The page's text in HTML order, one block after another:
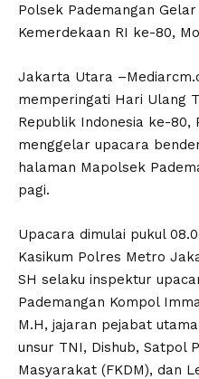
Polsek Pademangan
Kemerdekaan RI ke-80,
Jakarta Utara
memperingati Hari Ulang
Republik Indonesia ke-80,
menggelar upacara
halaman Mapolsek
pagi.
Upacara dimulai pukul
Kasikum Polres Metro
SH selaku inspektur
Pademangan Kompol
M.H, jajaran pejabat
unsur TNI, Dishub, Satpol
Masyarakat (FKDM), dan